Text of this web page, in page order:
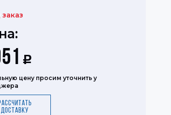
Р
цену просим уточнить у
доставку